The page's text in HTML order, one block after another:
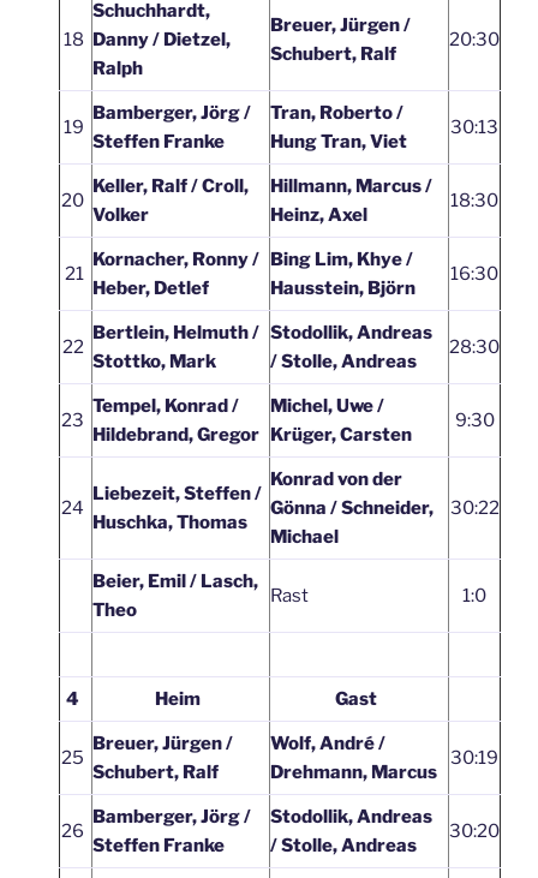
18
Schuchhardt,
Danny / Dietzel,
Ralph
Breuer, Jürgen /
Schubert, Ralf
20:30
19
Bamberger, Jörg /
Steffen Franke
Tran, Roberto /
Hung Tran, Viet
30:13
20
Keller, Ralf / Croll,
Volker
Hillmann, Marcus /
Heinz, Axel
18:30
21
Kornacher, Ronny /
Heber, Detlef
Bing Lim, Khye /
Hausstein, Björn
16:30
22
Bertlein, Helmuth /
Stottko, Mark
Stodollik, Andreas
/ Stolle, Andreas
28:30
23
Tempel, Konrad /
Hildebrand, Gregor
Michel, Uwe /
Krüger, Carsten
9:30
24
Liebezeit, Steffen /
Huschka, Thomas
Konrad von der
Gönna / Schneider,
Michael
30:22
Beier, Emil / Lasch,
Theo
Rast 1:0
4 Heim Gast
25
Breuer, Jürgen /
Schubert, Ralf
Wolf, André /
Drehmann, Marcus
30:19
26
Bamberger, Jörg /
Steffen Franke
Stodollik, Andreas
/ Stolle, Andreas
30:20